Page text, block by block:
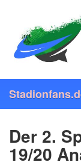
content
Der 2.
19/20